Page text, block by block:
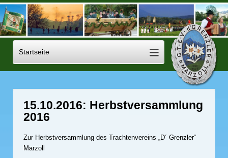
15.10.2016: Herbstversammlung
2016
Zur Herbstversammlung des Trachtenvereins „D´ Grenzler“
Marzoll